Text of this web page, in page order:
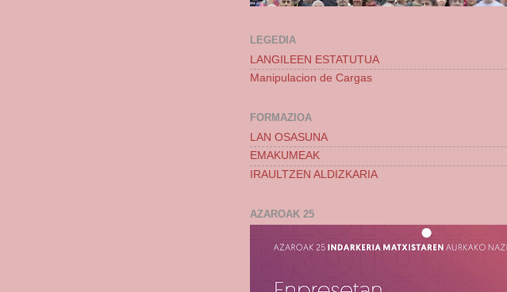
LEGEDIA
LANGILEEN ESTATUTUA
Manipulacion de Cargas
FORMAZIOA
LAN OSASUNA
EMAKUMEAK
IRAULTZEN ALDIZKARIA
AZAROAK 25